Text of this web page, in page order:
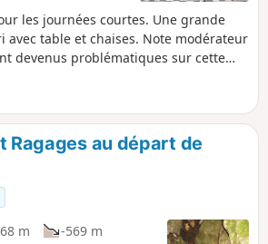
les journées courtes. Une grande
avec table et chaises. Note modérateur
devenus problématiques sur cette
Ragages au départ de
m
-569 m